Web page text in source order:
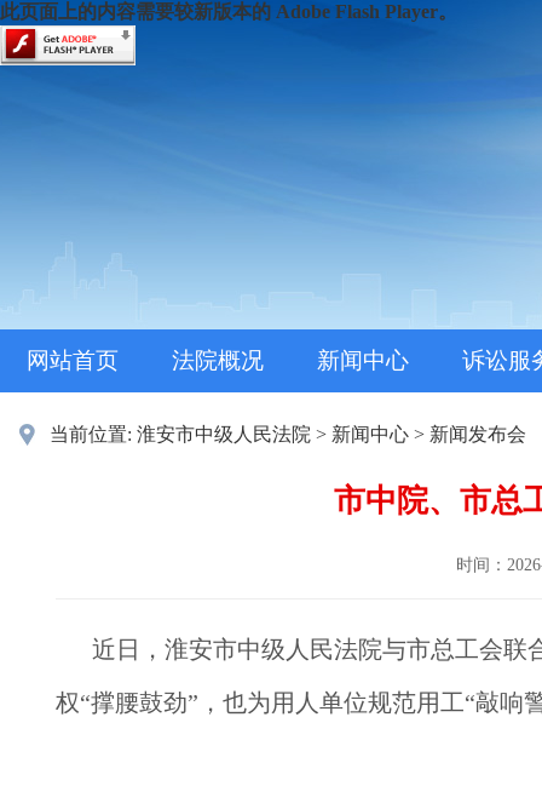
此页面上的内容需要较新版本的 Adobe Flash Player。
网站首页 法院概况 新闻中心 诉讼服
当前位置: 淮安市中级人民法院 > 新闻中心 > 新闻发布会
市中院、市总
时间：
近日，淮安市中级人民法院与市总工会
权“撑腰鼓劲”，也为用人单位规范用工“敲响